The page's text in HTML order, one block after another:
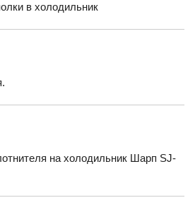
в холодильник
на холодильник Шарп SJ-